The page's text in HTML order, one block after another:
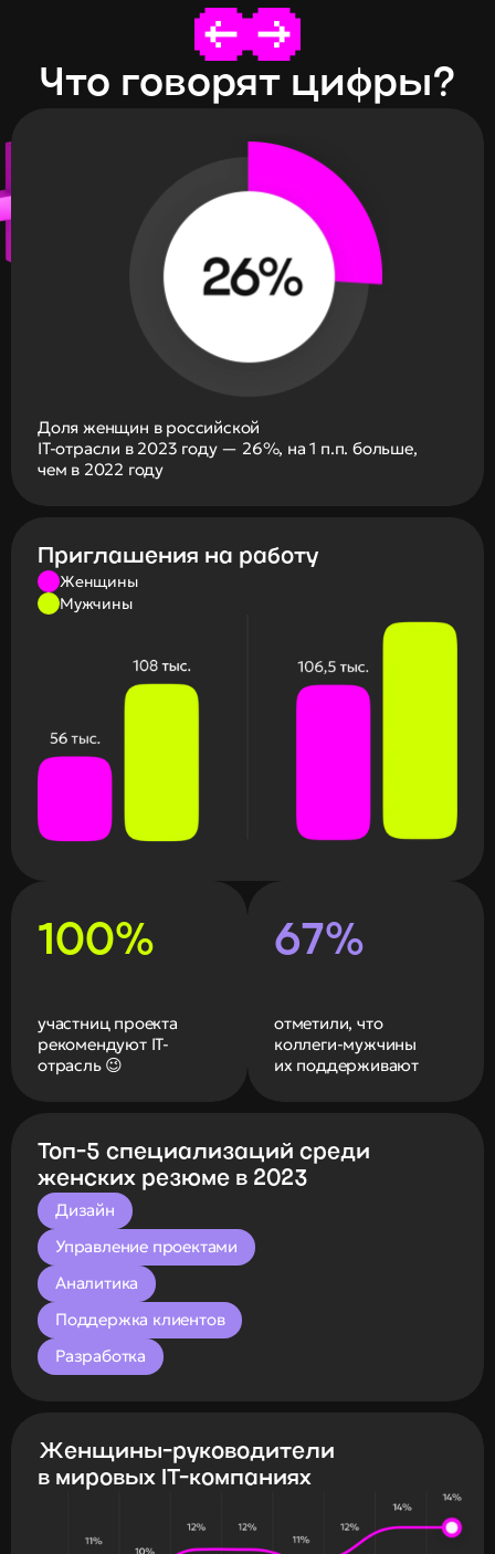
Что говорят цифры?
Доля женщин в российской
IT-отрасли в 2023 году — 26%, на 1 п.п. больше,
чем в 2022 году
Приглашения на работу
Женщины
Мужчины
100%
участниц проекта
рекомендуют IT-
отрасль 😉
67%
отметили, что
коллеги-мужчины
их поддерживают
Топ-5 специализаций среди
женских резюме в 2023
Дизайн
Управление проектами
Аналитика
Поддержка клиентов
Разработка
Женщины-руководители
в мировых IT-компаниях